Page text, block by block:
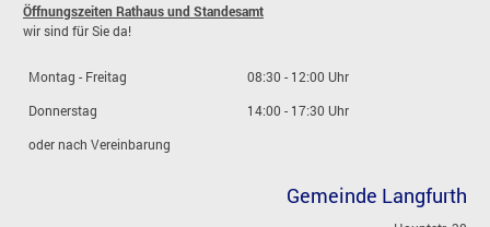
Öffnungszeiten Rathaus und Standesamt
wir sind für Sie da!
Montag - Freitag
08:30 - 12:00 Uhr
Donnerstag
14:00 - 17:30 Uhr
oder nach Vereinbarung
Gemeinde Langfurth